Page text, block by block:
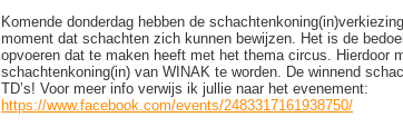
Komende donderdag hebben de
moment dat schachten zich kunnen bewijzen. Het is de
opvoeren dat te maken heeft met het thema circus. Hierdoor
schachtenkoning(in) van WINAK te worden. De winnend
TD’s! Voor meer info verwijs ik jullie naar het evenement:
https://www.facebook.com/events/2483317161938750/